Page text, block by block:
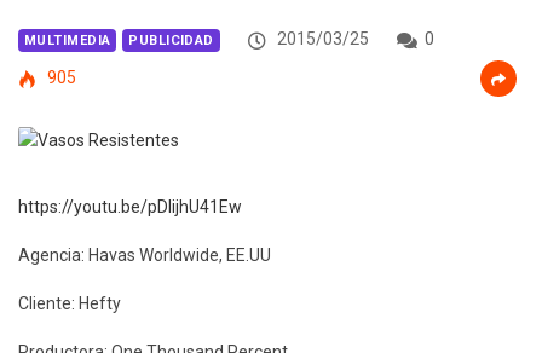
MULTIMEDIA PUBLICIDAD 2015/03/25
0
905
https://youtu.be/pDIijhU41Ew
Agencia: Havas Worldwide, EE.UU
Cliente: Hefty